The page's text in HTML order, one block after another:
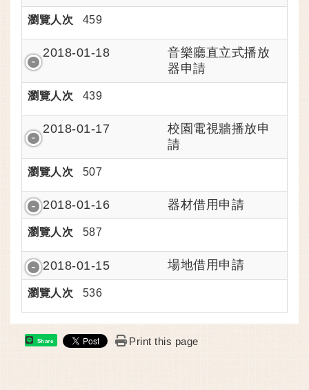
瀏覽人次 459
2018-01-18
音樂廳直立式播放
器申請
瀏覽人次 439
2018-01-17
校園電視牆播放申
請
瀏覽人次 507
2018-01-16 器材借用申請
瀏覽人次 587
2018-01-15 場地借用申請
瀏覽人次 536
Share Print this page